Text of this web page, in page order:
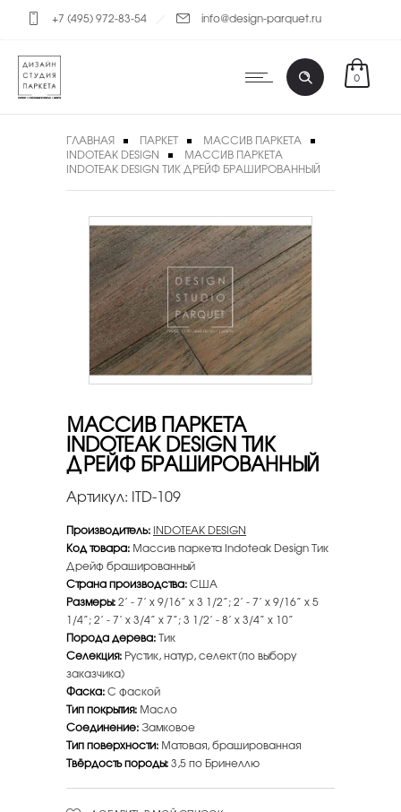
+7 (495) 972-83-54 info@design-parquet.ru
0
ГЛАВНАЯ ПАРКЕТ
МАССИВ ПАРКЕТА
INDOTEAK DESIGN
МАССИВ ПАРКЕТА
INDOTEAK DESIGN ТИК ДРЕЙФ БРАШИРОВАННЫЙ
МАССИВ ПАРКЕТА
INDOTEAK DESIGN ТИК
ДРЕЙФ БРАШИРОВАННЫЙ
Артикул: ITD-109
Производитель: INDOTEAK DESIGN
Код товара: Массив паркета Indoteak Design Тик
Дрейф брашированный
Страна производства:США
Размеры:2’ - 7’ х 9/16” x 3 1/2”; 2’ - 7’ х 9/16” x 5
1/4”; 2’ - 7’ х 3/4” x 7”; 3 1/2’ - 8’ х 3/4” x 10”
Порода дерева:Тик
Селекция: Рустик, натур, селект (по выбору
заказчика)
Фаска:С фаской
Тип покрытия: Масло
Соединение:Замковое
Тип поверхности: Матовая, брашированная
Твёрдость породы:3,5 по Бринеллю